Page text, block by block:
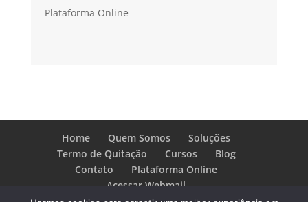
Plataforma Online
Home Quem Somos
Soluções
Termo de Quitação
Cursos
Blog
Contato
Plataforma Online
Acessar Webmail